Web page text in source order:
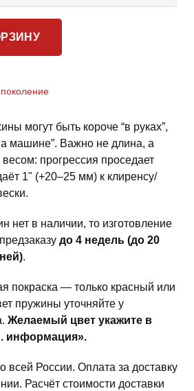
могут быть короче “в руках”,
машине”. Важно не длина, а
прогрессия проседает
1" (+20–25 мм) к клиренсу/
нет в наличии, то изготовление
до 4 недель (до 20
.
покраска — только красный или
пружины уточняйте у
Желаемый цвет укажите в
информация».
всей России. Оплата за доставку
Расчёт стоимости доставки